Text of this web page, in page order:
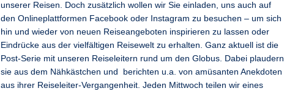
unserer Reisen. Doch zusätzlich wollen wir Sie einladen, uns auch auf
den Onlineplattformen Facebook oder Instagram zu besuchen – um sich
hin und wieder von neuen Reiseangeboten inspirieren zu lassen oder
Eindrücke aus der vielfältigen Reisewelt zu erhalten. Ganz aktuell ist die
Post-Serie mit unseren Reiseleitern rund um den Globus. Dabei plaudern
sie aus dem Nähkästchen und berichten u.a. von amüsanten Anekdoten
aus ihrer Reiseleiter-Vergangenheit. Jeden Mittwoch teilen wir eines